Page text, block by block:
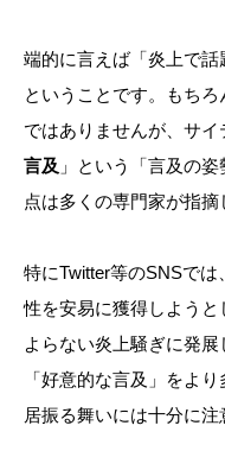
端的に言えば「炎上で話
ということです。もち
ではありませんが、サ
言及 」という「言及の
点は多くの専門家が指摘
特にTwitter等のSNSで
性を安易に獲得しよう
よらない炎上騒ぎに発展
「好意的な言及」をよ
居振る舞いには十分に注